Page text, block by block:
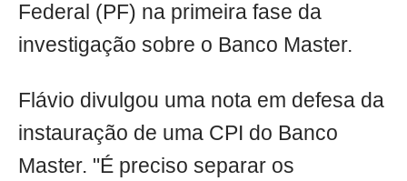
Federal (PF) na primeira fase da
investigação sobre o Banco Master.
Flávio divulgou uma nota em defesa da
instauração de uma CPI do Banco
Master. "É preciso separar os